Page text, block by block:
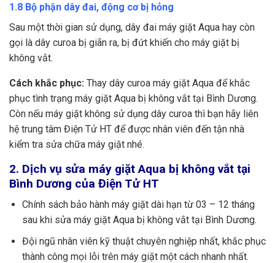
1.8 Bộ phận dây đai, động cơ bị hỏng
Sau một thời gian sử dụng, dây đai máy giặt Aqua hay còn
gọi là dây curoa bị giãn ra, bị đứt khiến cho máy giặt bị
không vắt.
Cách khắc phục: Thay dây curoa máy giặt Aqua để khắc
phục tình trạng máy giặt Aqua bị không vắt tại Bình Dương.
Còn nếu máy giặt không sử dụng dây curoa thì bạn hãy liên
hệ trung tâm Điện Tử HT để được nhân viên đến tận nhà
kiểm tra sửa chữa máy giặt nhé.
2. Dịch vụ sửa máy giặt Aqua bị không vắt tại
Bình Dương của Điện Tử HT
Chính sách bảo hành máy giặt dài hạn từ 03 – 12 tháng
sau khi sửa máy giặt Aqua bị không vắt tại Bình Dương.
Đội ngũ nhân viên kỹ thuật chuyên nghiệp nhất, khắc phục
thành công mọi lỗi trên máy giặt một cách nhanh nhất.